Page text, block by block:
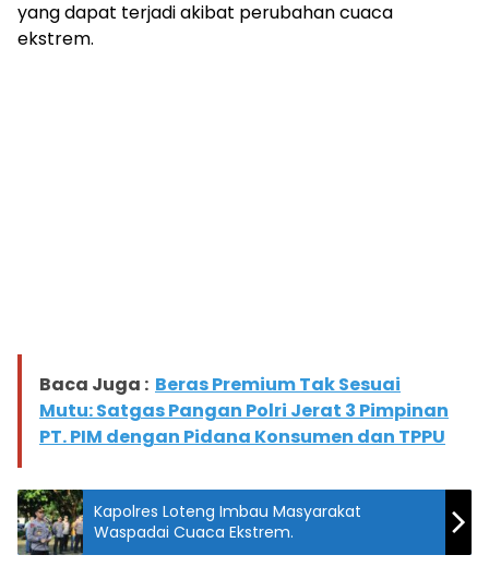
yang dapat terjadi akibat perubahan cuaca
ekstrem.
Baca Juga : Beras Premium Tak Sesuai
Mutu: Satgas Pangan Polri Jerat 3 Pimpinan
PT. PIM dengan Pidana Konsumen dan TPPU
Kapolres Loteng Imbau Masyarakat
Waspadai Cuaca Ekstrem.